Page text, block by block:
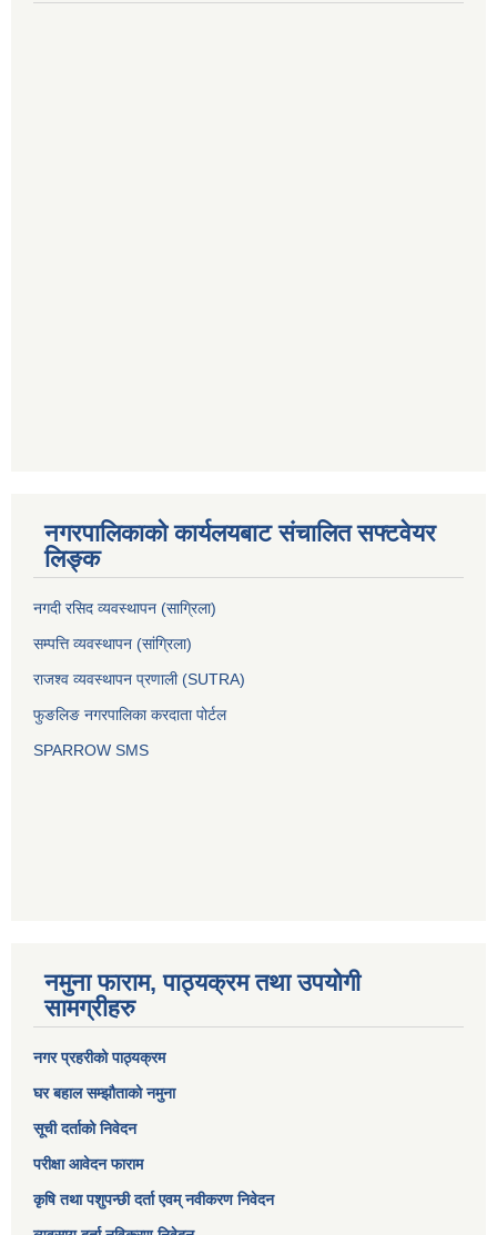
नगरपालिकाको कार्यलयबाट संचालित सफ्टवेयर
लिङ्क
नगदी रसिद व्यवस्थापन (साग्रिला)
सम्पत्ति व्यवस्थापन (सांग्रिला)
राजश्व व्यवस्थापन प्रणाली (SUTRA)
फुङलिङ नगरपालिका करदाता पोर्टल
SPARROW SMS
नमुना फाराम, पाठ्यक्रम तथा उपयोगी
सामग्रीहरु
नगर प्रहरीको पाठ्यक्रम
घर बहाल सम्झौताको नमुना
सूची दर्ताको निवेदन
परीक्षा आवेदन फाराम
कृषि तथा पशुपन्छी दर्ता एवम् नवीकरण निवेदन